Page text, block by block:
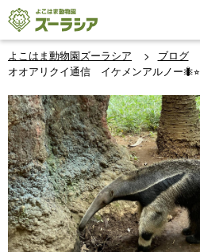
よこはま動物園ズーラシア ブログ
オオアリクイ通信 イケメンアルノー🐜⭐︎